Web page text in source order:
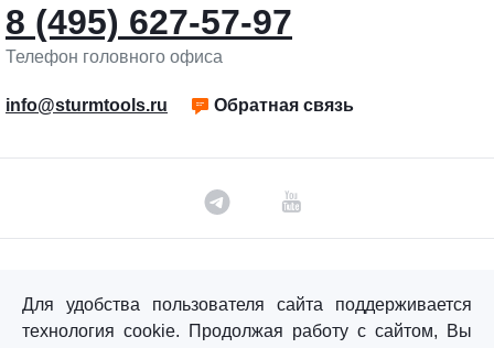
8 (495) 627-57-97
Телефон головного офиса
info@sturmtools.ru Обратная связь
Все права защищены.
Для удобства пользователя сайта поддерживается
технология cookie. Продолжая работу с сайтом, Вы